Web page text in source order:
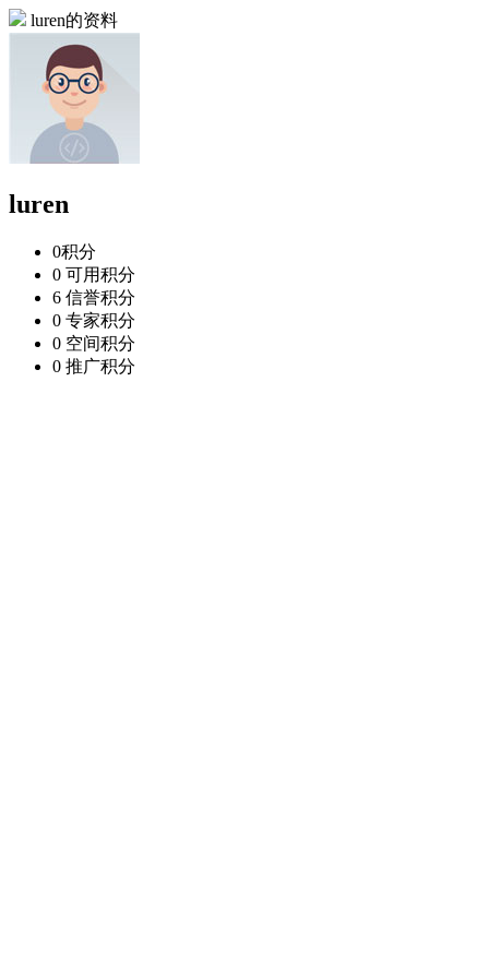
luren的资料
luren
0积分
0 可用积分
6 信誉积分
0 专家积分
0 空间积分
0 推广积分